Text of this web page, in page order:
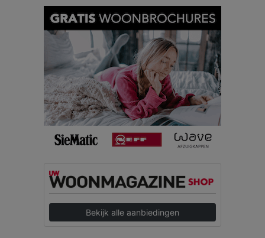
Bekijk alle aanbiedingen